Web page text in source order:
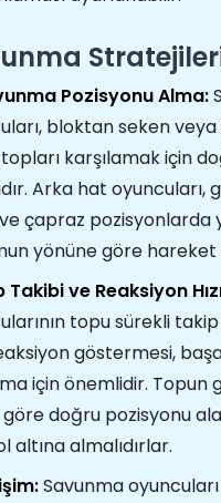
Pozisyonu Alma:
bloktan seken veya
karşılamak için
Arka hat oyuncuları,
çapraz pozisyonlarda
yönüne göre
Takibi ve Reaksiyon
topu sürekli
göstermesi,
için önemlidir. Topun
göre doğru pozisyonu
altına almalıdırlar.
Savunma